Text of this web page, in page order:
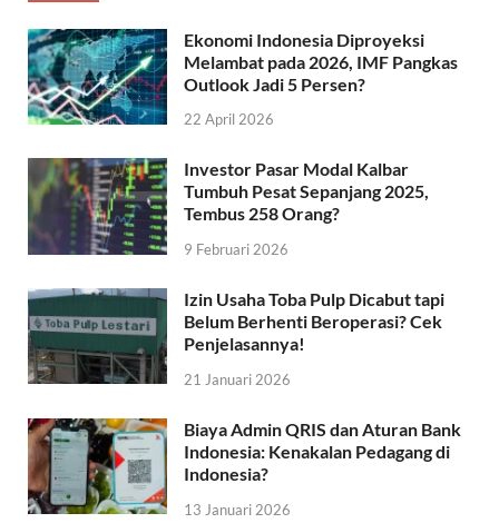
Ekonomi Indonesia Diproyeksi
Melambat pada 2026, IMF Pangkas
Outlook Jadi 5 Persen?
22 April 2026
Investor Pasar Modal Kalbar
Tumbuh Pesat Sepanjang 2025,
Tembus 258 Orang?
9 Februari 2026
Izin Usaha Toba Pulp Dicabut tapi
Belum Berhenti Beroperasi? Cek
Penjelasannya!
21 Januari 2026
Biaya Admin QRIS dan Aturan Bank
Indonesia: Kenakalan Pedagang di
Indonesia?
13 Januari 2026